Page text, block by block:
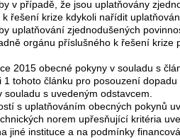
v případě, že jsou uplatňovány
řešení krize kdykoli nařídit
uplatňování zjednodušených
orgánu příslušného k řešení
2015 obecné pokyny v souladu s
1 tohoto článku pro posouzení
s uvedeným odstavcem.
s uplatňováním obecných pokynů
norem upřesňující kritéria
jiné instituce a na podmínky